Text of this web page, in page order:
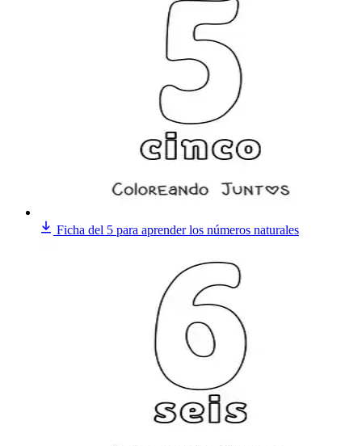
Ficha del 5 para aprender los números naturales